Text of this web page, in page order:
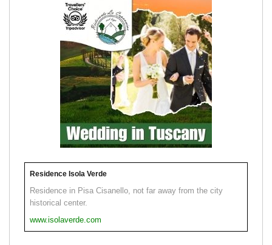
Residence Isola Verde
Residence in Pisa Cisanello, not far away from the city
historical center.
www.isolaverde.com